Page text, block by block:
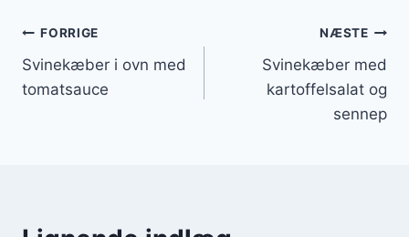
Indlægsnavigation
FORRIGE
Svinekæber i ovn med
tomatsauce
NÆSTE
Svinekæber med
kartoffelsalat og
sennep